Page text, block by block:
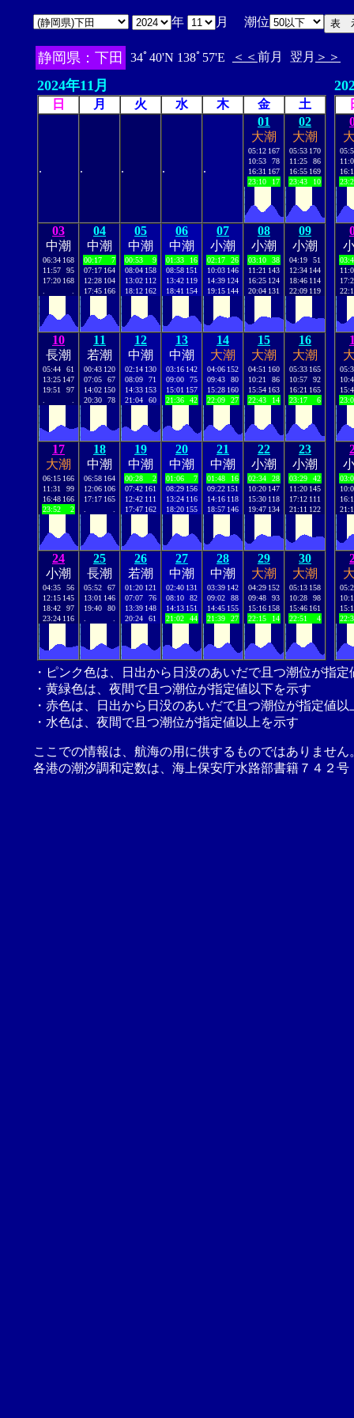
年 月 潮位
静岡県：下田 34ﾟ40'N 138ﾟ57'E ＜＜ 前月 翌月 ＞＞
2024年11月
日 月 火 水 木 金 土
. . . . .
01
大潮
05:12 167
10:53
78
16:31 167
23:10
17
02
大潮
05:53 170
11:25
86
16:55 169
23:43
10
03
中潮
06:34 168
11:57
95
17:20 168
04
中潮
00:17
7
07:17 164
12:28 104
17:45 166
05
中潮
00:53
9
08:04 158
13:02 112
18:12 162
06
中潮
01:33
16
08:58 151
13:42 119
18:41 154
07
小潮
02:17
26
10:03 146
14:39 124
19:15 144
08
小潮
03:10
38
11:21 143
16:25 124
20:04 131
09
小潮
04:19
51
12:34 144
18:46 114
22:09 119
10
長潮
05:44
61
13:25 147
19:51
97
11
若潮
00:43 120
07:05
67
14:02 150
20:30
78
12
中潮
02:14 130
08:09
71
14:33 153
21:04
60
13
中潮
03:16 142
09:00
75
15:01 157
21:36
42
14
大潮
04:06 152
09:43
80
15:28 160
22:09
27
15
大潮
04:51 160
10:21
86
15:54 163
22:43
14
16
大潮
05:33 165
10:57
92
16:21 165
23:17
6
17
大潮
06:15 166
11:31
99
16:48 166
23:52
2
18
中潮
06:58 164
12:06 106
17:17 165
19
中潮
00:28
2
07:42 161
12:42 111
17:47 162
20
中潮
01:06
7
08:29 156
13:24 116
18:20 155
21
中潮
01:48
16
09:22 151
14:16 118
18:57 146
22
小潮
02:34
28
10:20 147
15:30 118
19:47 134
23
小潮
03:29
42
11:20 145
17:12 111
21:11 122
24
小潮
04:35
56
12:15 145
18:42
97
23:24 116
25
長潮
05:52
67
13:01 146
19:40
80
26
若潮
01:20 121
07:07
76
13:39 148
20:24
61
27
中潮
02:40 131
08:10
82
14:13 151
21:02
44
28
中潮
03:39 142
09:02
88
14:45 155
21:39
27
29
大潮
04:29 152
09:48
93
15:16 158
22:15
14
30
大潮
05:13 158
10:28
98
15:46 161
22:51
4
・ピンク色は、日出から日没のあいだで且つ潮位が指
・黄緑色は、夜間で且つ潮位が指定値以下を示す
・赤色は、日出から日没のあいだで且つ潮位が指定値以
・水色は、夜間で且つ潮位が指定値以上を示す
ここでの情報は、航海の用に供するものではありませ
各港の潮汐調和定数は、海上保安庁水路部書籍７４２